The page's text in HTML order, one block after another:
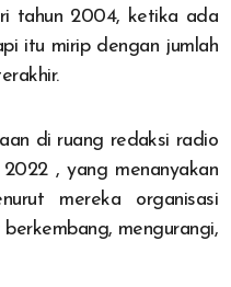
tahun 2004, ketika ada
itu mirip dengan jumlah
di ruang redaksi radio
, yang menanyakan
mereka organisasi
mengurangi,